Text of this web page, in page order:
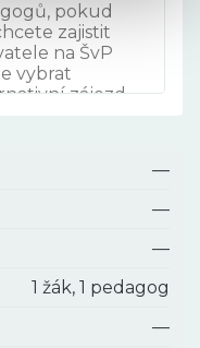
—
—
—
1 žák, 1 pedagog
—